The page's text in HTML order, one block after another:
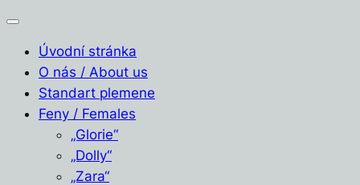
Úvodní stránka
O nás / About us
Standart plemene
Feny / Females
„Glorie“
„Dolly“
„Zara“